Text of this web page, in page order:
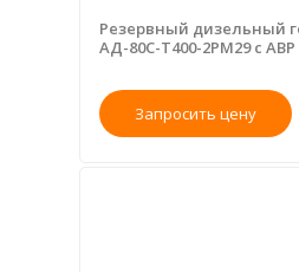
Резервный дизельный
АД-80С-Т400-2РМ29 с АВР
Запросить цену